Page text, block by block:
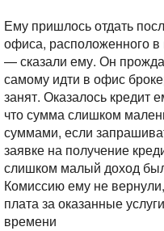
Ему пришлось отдать
офиса, расположенного
— сказали ему. Он
самому идти в офис
занят. Оказалось кредит
что сумма слишком
суммами, если
заявке на получение
слишком малый доход
Комиссию ему не
плата за оказанные
времени